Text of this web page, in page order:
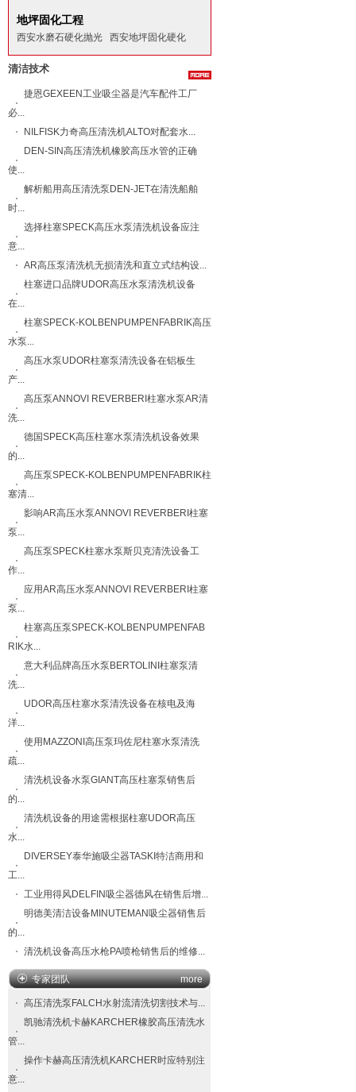
地坪固化工程
西安水磨石硬化抛光 西安地坪固化硬化
清洁技术
捷恩GEXEEN工业吸尘器是汽车配件工厂
必...
NILFISK力奇​高压清洗机ALTO​对配套水...
DEN-SIN高压清洗机橡胶高压水管的正确
使...
解析船用高压清洗泵DEN-JET在清洗船舶
时...
选择柱塞SPECK高压水泵清洗机设备应注
意...
AR高压泵清洗机无损清洗和直立式结构设...
柱塞进口品牌UDOR高压水泵清洗机设备
在...
柱塞SPECK-KOLBENPUMPENFABRIK高压
水泵...
高压水泵UDOR柱塞泵清洗设备在铝板生
产...
高压泵ANNOVI REVERBERI柱塞水泵AR清
洗...
德国SPECK高压柱塞水泵清洗机设备效果
的...
高压泵SPECK-KOLBENPUMPENFABRIK柱
塞清...
影响AR高压水泵ANNOVI REVERBERI柱塞
泵...
高压泵SPECK柱塞水泵斯贝克清洗设备工
作...
应用AR高压水泵ANNOVI REVERBERI柱塞
泵...
柱塞高压泵SPECK-KOLBENPUMPENFAB
RIK水...
意大利品牌高压水泵BERTOLINI柱塞泵清
洗...
UDOR高压柱塞水泵清洗设备在核电及海
洋...
使用MAZZONI高压泵玛佐尼柱塞水泵清洗
疏...
清洗机设备水泵GIANT高压柱塞泵销售后
的...
清洗机设备的用途需根据柱塞UDOR高压
水...
DIVERSEY泰华施吸尘器TASKI特洁商用和
工...
工业用得风DELFIN吸尘器德风在销售后增...
明德美清洁设备MINUTEMAN吸尘器销售后
的...
清洗机设备高压水枪PA喷枪销售后的维修...
专家团队 more
高压清洗泵FALCH​水射流清洗切割技术与...
凯驰清洗机卡赫KARCHER橡胶高压清洗水
管...
操作卡赫高压清洗机KARCHER时应特别注
意...